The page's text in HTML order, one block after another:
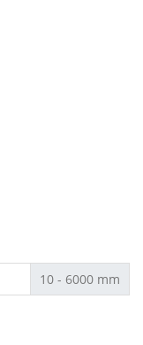
10 - 6000 mm